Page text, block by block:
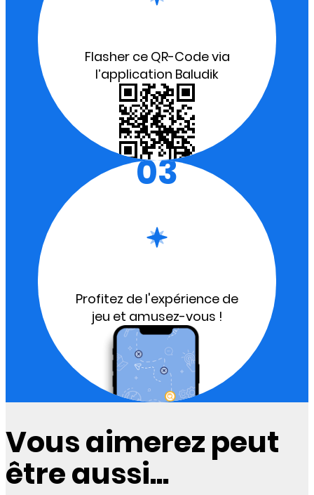
Flasher ce QR-Code via
l’application Baludik
03
Profitez de l'expérience de
jeu et amusez-vous !
Vous aimerez peut
être aussi...